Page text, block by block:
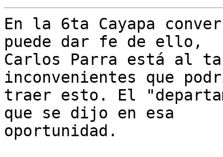
En la 6ta Cayapa
puede dar fe de ello,
Carlos Parra está al
inconvenientes que
traer esto. El
que se dijo en esa
oportunidad.